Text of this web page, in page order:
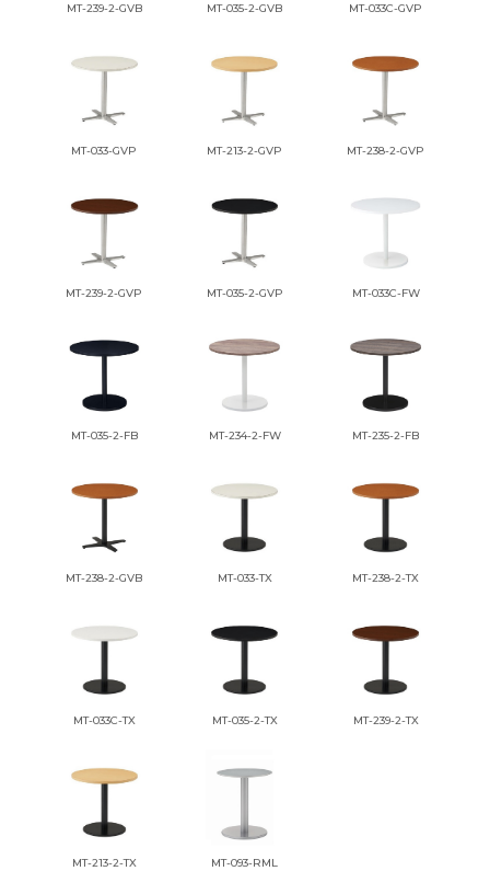
MT-239-2-GVB MT-035-2-GVB MT-033C-GVP
MT-033-GVP MT-213-2-GVP MT-238-2-GVP
MT-239-2-GVP MT-035-2-GVP MT-033C-FW
MT-035-2-FB MT-234-2-FW MT-235-2-FB
MT-238-2-GVB MT-033-TX MT-238-2-TX
MT-033C-TX MT-035-2-TX MT-239-2-TX
MT-213-2-TX MT-093-RML